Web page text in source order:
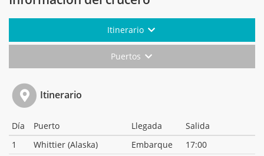
Itinerario
Puertos
Itinerario
Día Puerto Llegada
Salida
1
Whittier (Alaska) Embarque
17:00